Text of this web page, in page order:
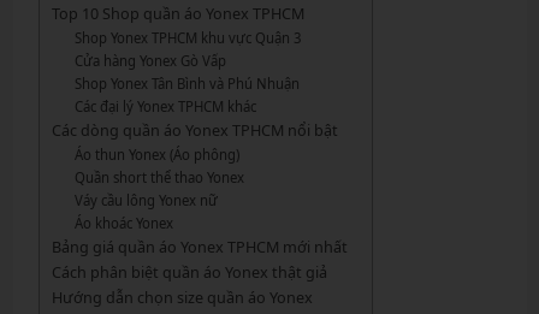
Top 10 Shop quần áo Yonex TPHCM
Shop Yonex TPHCM khu vực Quận 3
Cửa hàng Yonex Gò Vấp
Shop Yonex Tân Bình và Phú Nhuận
Các đại lý Yonex TPHCM khác
Các dòng quần áo Yonex TPHCM nổi bật
Áo thun Yonex (Áo phông)
Quần short thể thao Yonex
Váy cầu lông Yonex nữ
Áo khoác Yonex
Bảng giá quần áo Yonex TPHCM mới nhất
Cách phân biệt quần áo Yonex thật giả
Hướng dẫn chọn size quần áo Yonex